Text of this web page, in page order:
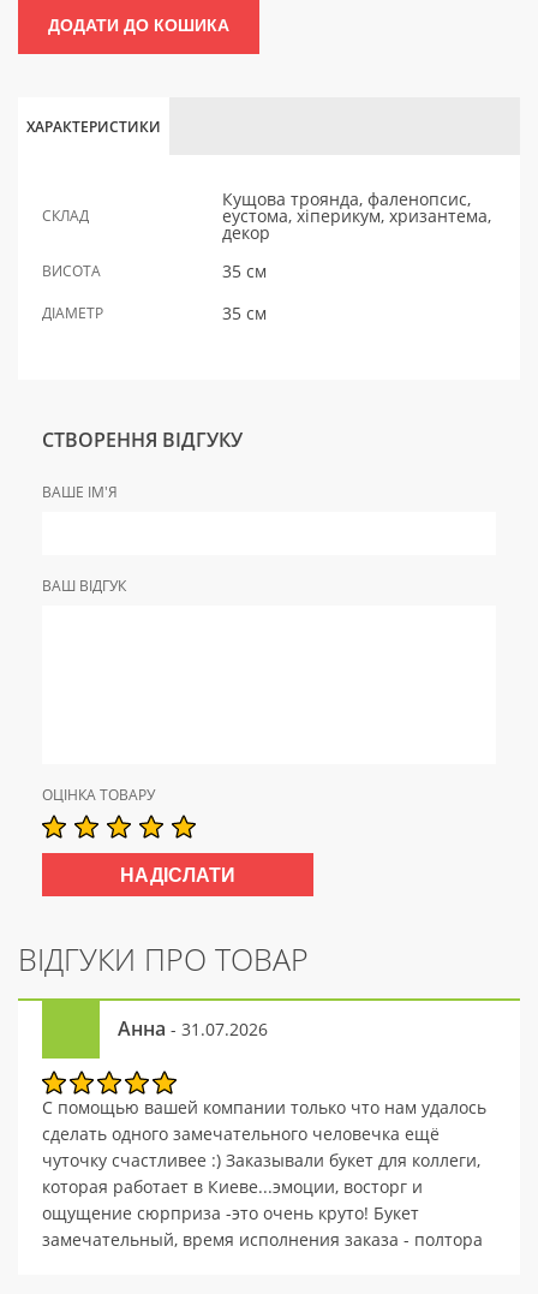
ДОДАТИ ДО КОШИКА
ХАРАКТЕРИСТИКИ
СКЛАД
Кущова троянда, фаленопсис,
еустома, хіперикум, хризантема,
декор
ВИСОТА 35 см
ДІАМЕТР 35 см
СТВОРЕННЯ ВІДГУКУ
ВАШЕ ІМ'Я
ВАШ ВІДГУК
ОЦІНКА ТОВАРУ
ВІДГУКИ ПРО ТОВАР
Анна - 31.07.2026
С помощью вашей компании только что нам удалось
сделать одного замечательного человечка ещё
чуточку счастливее :) Заказывали букет для коллеги,
которая работает в Киеве...эмоции, восторг и
ощущение сюрприза -это очень круто! Букет
замечательный, время исполнения заказа - полтора